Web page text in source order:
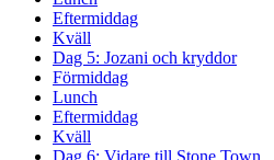
Eftermiddag
Kväll
Dag 5: Jozani och kryddor
Förmiddag
Lunch
Eftermiddag
Kväll
Dag 6: Vidare till Stone Town